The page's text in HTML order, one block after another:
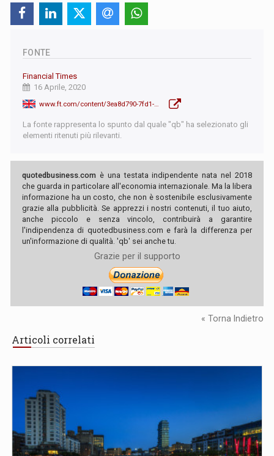
FONTE
Financial Times
16 Aprile, 2020
www.ft.com/content/3ea8d790-7fd1-11ea-8fdb-7ec06edeef84
La fonte rappresenta lo spunto dal quale "qb" ha selezionato gli
elementi ritenuti più rilevanti.
quotedbusiness.com è una testata indipendente nata nel 2018
che guarda in particolare all'economia internazionale. Ma la libera
informazione ha un costo, che non è sostenibile esclusivamente
grazie alla pubblicità. Se apprezzi i nostri contenuti, il tuo aiuto,
anche piccolo e senza vincolo, contribuirà a garantire
l'indipendenza di quotedbusiness.com e farà la differenza per
un'informazione di qualità. 'qb' sei anche tu.
Grazie per il supporto
« Torna Indietro
Articoli correlati